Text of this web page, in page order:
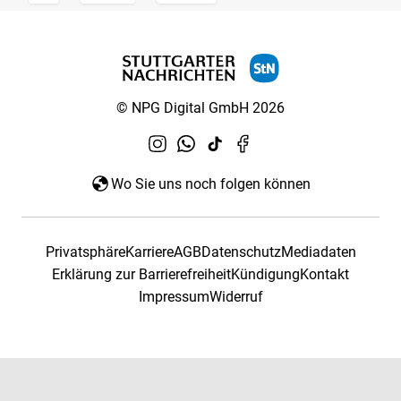
© NPG Digital GmbH 2026
Wo Sie uns noch folgen können
PrivatsphäreKarriereAGBDatenschutzMediadaten
Erklärung zur BarrierefreiheitKündigungKontakt
ImpressumWiderruf